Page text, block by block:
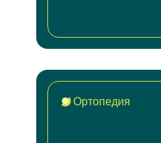
Ортопедия